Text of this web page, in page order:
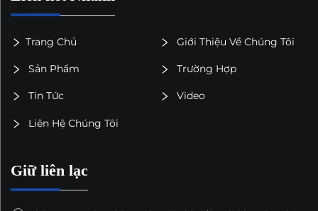
Trang Chủ Giới Thiệu Về Chúng Tôi
Sản Phẩm Trường Hợp
Tin Tức Video
Liên Hệ Chúng Tôi
Giữ liên lạc